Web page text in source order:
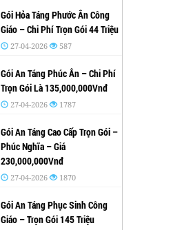
Gói Hỏa Táng Phước Ân Công
Giáo – Chi Phí Trọn Gói 44 Triệu
27-04-2026 587
Gói An Táng Phúc Ân – Chi Phí
Trọn Gói Là 135,000,000Vnđ
27-04-2026 1787
Gói An Táng Cao Cấp Trọn Gói –
Phúc Nghĩa – Giá
230,000,000Vnđ
27-04-2026 1870
Gói An Táng Phục Sinh Công
Giáo – Trọn Gói 145 Triệu